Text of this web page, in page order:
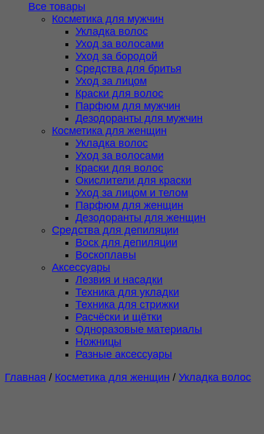
Все товары
Косметика для мужчин
Укладка волос
Уход за волосами
Уход за бородой
Средства для бритья
Уход за лицом
Краски для волос
Парфюм для мужчин
Дезодоранты для мужчин
Косметика для женщин
Укладка волос
Уход за волосами
Краски для волос
Окислители для краски
Уход за лицом и телом
Парфюм для женщин
Дезодоранты для женщин
Средства для депиляции
Воск для депиляции
Воскоплавы
Аксессуары
Лезвия и насадки
Техника для укладки
Техника для стрижки
Расчёски и щётки
Одноразовые материалы
Ножницы
Разные аксессуары
Главная / Косметика для женщин / Укладка волос